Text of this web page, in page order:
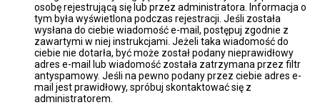
osobę rejestrującą się lub przez administratora. Informacja o
tym była wyświetlona podczas rejestracji. Jeśli została
wysłana do ciebie wiadomość e-mail, postępuj zgodnie z
zawartymi w niej instrukcjami. Jeżeli taka wiadomość do
ciebie nie dotarła, być może został podany nieprawidłowy
adres e-mail lub wiadomość została zatrzymana przez filtr
antyspamowy. Jeśli na pewno podany przez ciebie adres e-
mail jest prawidłowy, spróbuj skontaktować się z
administratorem.